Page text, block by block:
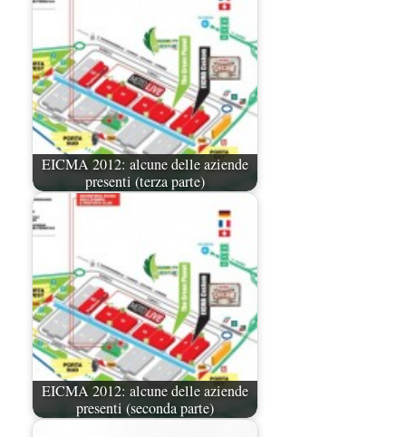
EICMA 2012: alcune delle aziende
presenti (terza parte)
EICMA 2012: alcune delle aziende
presenti (seconda parte)